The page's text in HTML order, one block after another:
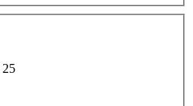
25